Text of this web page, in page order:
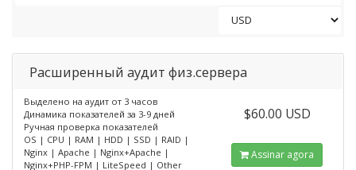
Расширенный аудит физ.сервера
Выделено на аудит от 3 часов
Динамика показателей за 3-9 дней
Ручная проверка показателей
OS | CPU | RAM | HDD | SSD | RAID |
Nginx | Apache | Nginx+Apache |
Nginx+PHP-FPM | LiteSpeed | Other
$60.00 USD
Assinar agora